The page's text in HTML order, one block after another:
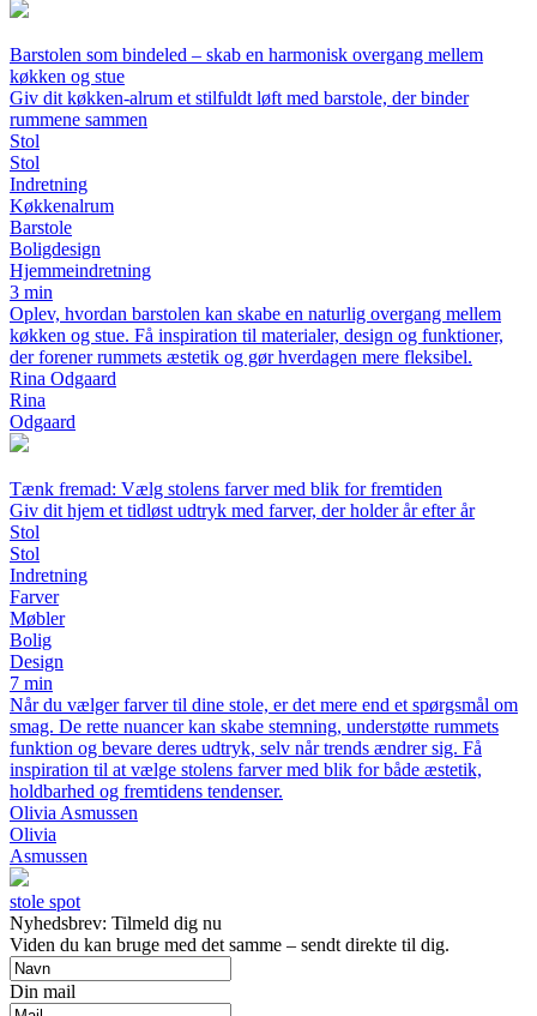
Barstolen som bindeled – skab en harmonisk overgang mellem
køkken og stue
Giv dit køkken-alrum et stilfuldt løft med barstole, der binder
rummene sammen
Stol
Stol
Indretning
Køkkenalrum
Barstole
Boligdesign
Hjemmeindretning
3 min
Oplev, hvordan barstolen kan skabe en naturlig overgang mellem
køkken og stue. Få inspiration til materialer, design og funktioner,
der forener rummets æstetik og gør hverdagen mere fleksibel.
Rina Odgaard
Rina
Odgaard
Tænk fremad: Vælg stolens farver med blik for fremtiden
Giv dit hjem et tidløst udtryk med farver, der holder år efter år
Stol
Stol
Indretning
Farver
Møbler
Bolig
Design
7 min
Når du vælger farver til dine stole, er det mere end et spørgsmål om
smag. De rette nuancer kan skabe stemning, understøtte rummets
funktion og bevare deres udtryk, selv når trends ændrer sig. Få
inspiration til at vælge stolens farver med blik for både æstetik,
holdbarhed og fremtidens tendenser.
Olivia Asmussen
Olivia
Asmussen
stole spot
Nyhedsbrev: Tilmeld dig nu
Viden du kan bruge med det samme – sendt direkte til dig.
Din mail